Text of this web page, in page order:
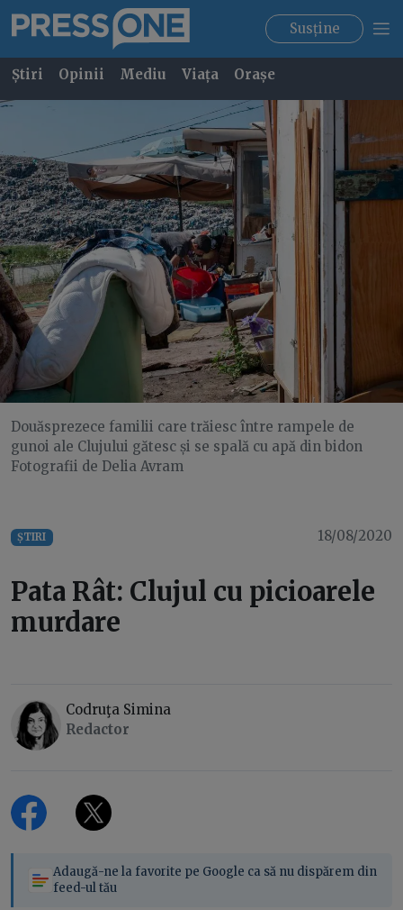
Susține
Știri Opinii Mediu Viața Orașe
Douăsprezece familii care trăiesc între rampele de
gunoi ale Clujului gătesc și se spală cu apă din bidon
Fotografii de Delia Avram
ȘTIRI 18/08/2020
Pata Rât: Clujul cu picioarele
murdare
Codruţa Simina
Redactor
Adaugă-ne la favorite pe Google ca să nu dispărem din
feed-ul tău